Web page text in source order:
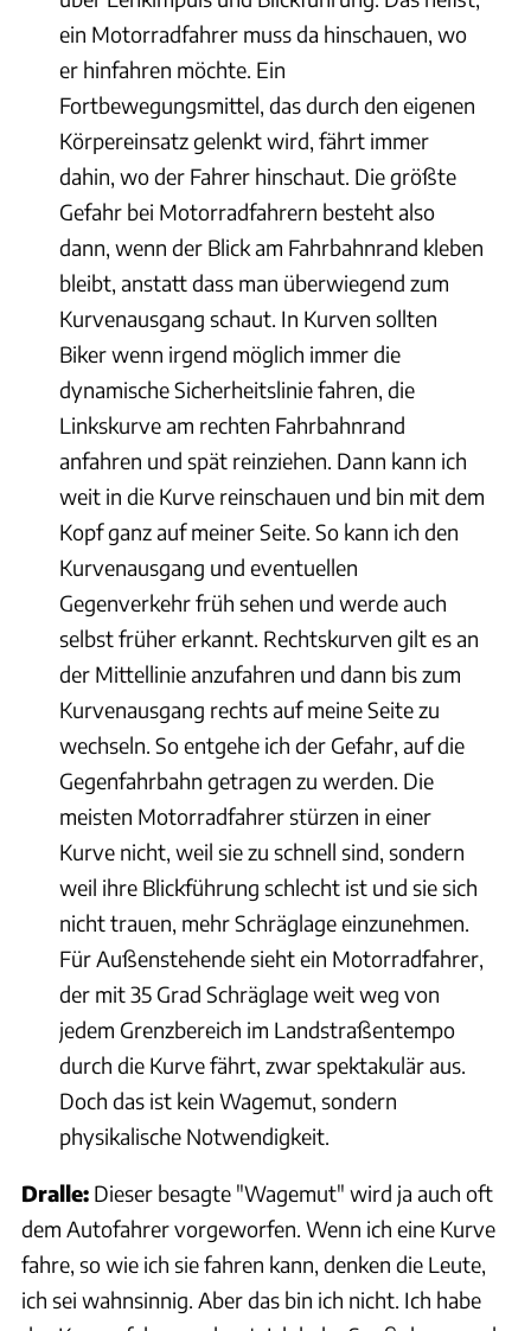
ein Motorradfahrer muss da hinschauen, wo
er hinfahren möchte. Ein
Fortbewegungsmittel, das durch den eigenen
Körpereinsatz gelenkt wird, fährt immer
dahin, wo der Fahrer hinschaut. Die größte
Gefahr bei Motorradfahrern besteht also
dann, wenn der Blick am Fahrbahnrand kleben
bleibt, anstatt dass man überwiegend zum
Kurvenausgang schaut. In Kurven sollten
Biker wenn irgend möglich immer die
dynamische Sicherheitslinie fahren, die
Linkskurve am rechten Fahrbahnrand
anfahren und spät reinziehen. Dann kann ich
weit in die Kurve reinschauen und bin mit dem
Kopf ganz auf meiner Seite. So kann ich den
Kurvenausgang und eventuellen
Gegenverkehr früh sehen und werde auch
selbst früher erkannt. Rechtskurven gilt es an
der Mittellinie anzufahren und dann bis zum
Kurvenausgang rechts auf meine Seite zu
wechseln. So entgehe ich der Gefahr, auf die
Gegenfahrbahn getragen zu werden. Die
meisten Motorradfahrer stürzen in einer
Kurve nicht, weil sie zu schnell sind, sondern
weil ihre Blickführung schlecht ist und sie sich
nicht trauen, mehr Schräglage einzunehmen.
Für Außenstehende sieht ein Motorradfahrer,
der mit 35 Grad Schräglage weit weg von
jedem Grenzbereich im Landstraßentempo
durch die Kurve fährt, zwar spektakulär aus.
Doch das ist kein Wagemut, sondern
physikalische Notwendigkeit.
Dralle: Dieser besagte "Wagemut" wird ja auch oft
dem Autofahrer vorgeworfen. Wenn ich eine Kurve
fahre, so wie ich sie fahren kann, denken die Leute,
ich sei wahnsinnig. Aber das bin ich nicht. Ich habe